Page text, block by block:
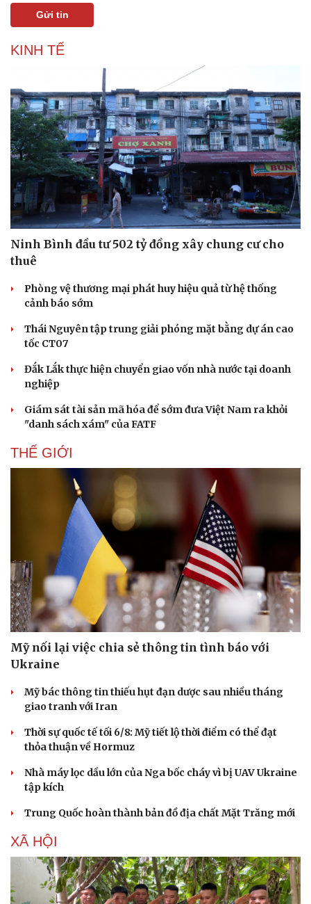
Kinh tế
Bất động sản
Khởi nghiệp
Thị trường
Giá vàng
Tiêu dùng
Tỷ giá
Chứng khoán
Pháp luật
Vụ án
Tin nóng
Tư vấn luật
Vũ khí
Việt Nam
Phân tích
Gửi tin
KINH TẾ
Ninh Bình đầu tư 502 tỷ đồng xây chung cư cho
thuê
Phòng vệ thương mại phát huy hiệu quả từ hệ thống
cảnh báo sớm
Thái Nguyên tập trung giải phóng mặt bằng dự án cao
tốc CT07
Đắk Lắk thực hiện chuyển giao vốn nhà nước tại doanh
nghiệp
Giám sát tài sản mã hóa để sớm đưa Việt Nam ra khỏi
"danh sách xám" của FATF
THẾ GIỚI
Mỹ nối lại việc chia sẻ thông tin tình báo với
Ukraine
Mỹ bác thông tin thiếu hụt đạn dược sau nhiều tháng
giao tranh với Iran
Thời sự quốc tế tối 6/8: Mỹ tiết lộ thời điểm có thể đạt
thỏa thuận về Hormuz
Nhà máy lọc dầu lớn của Nga bốc cháy vì bị UAV Ukraine
tập kích
Trung Quốc hoàn thành bản đồ địa chất Mặt Trăng mới
XÃ HỘI